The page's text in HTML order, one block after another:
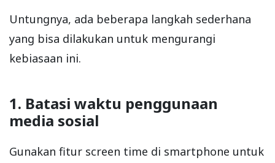
Untungnya, ada beberapa langkah sederhana
yang bisa dilakukan untuk mengurangi
kebiasaan ini.
1. Batasi waktu penggunaan
media sosial
Gunakan fitur screen time di smartphone untuk